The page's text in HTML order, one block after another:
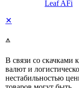
Leaf AFi
✕
⚠
В связи со скачками
валют и
нестабильностью